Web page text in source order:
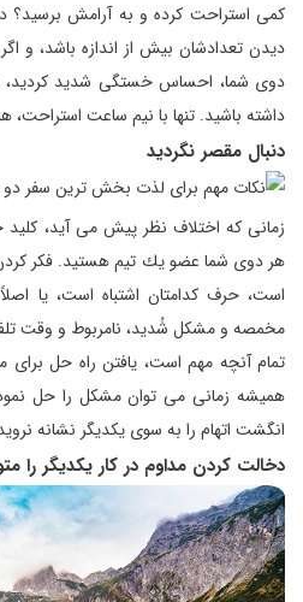
كمی استراحت كرده و به آرامش برسید؟
دیدن تعدادشان بیش از اندازه باشد، و
دوی شما، احساس خستگی شدید كردید،
داشته باشید. تنها با نیم ساعت استراحت،‌
دنبال مقصر نگردید
زمانی كه اختلاف نظر پیش می آید،
هر دوی شما عضو یك تیم هستید. فكر
است، حرف كدامتان اشتباه است،‌ یا
مخمصه و مشكل شُدید، نامربوط و وقت
تمام آنچه مهم است، یافتن راه حل
همیشه زمانی می توان مشكل را حل
انگشت اتهام را به سوی یكدیگر نشانه
دخالت كردن مداوم در كار یكدیگر را